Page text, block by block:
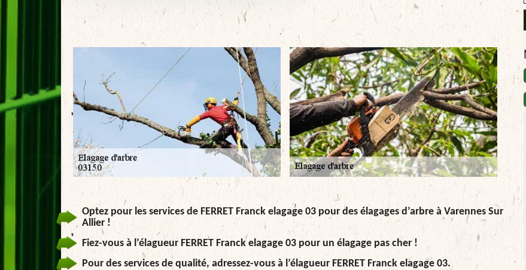
Optez pour les services de FERRET Franck elagage 03 pour des élagages d’arbre à Varennes Sur
Allier !
Fiez-vous à l’élagueur FERRET Franck elagage 03 pour un élagage pas cher !
Pour des services de qualité, adressez-vous à l’élagueur FERRET Franck elagage 03.